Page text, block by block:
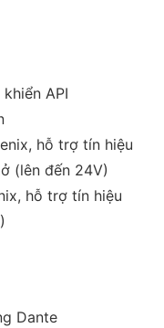
API
hỗ trợ tín hiệu
(lên đến 24V)
hỗ trợ tín hiệu
Dante